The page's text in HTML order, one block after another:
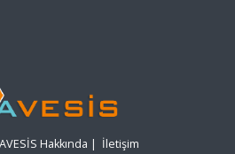
AVESİS Hakkında | İletişim